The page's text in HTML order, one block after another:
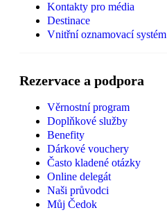
Kontakty pro média
Destinace
Vnitřní oznamovací systém
Rezervace a podpora
Věrnostní program
Doplňkové služby
Benefity
Dárkové vouchery
Často kladené otázky
Online delegát
Naši průvodci
Můj Čedok